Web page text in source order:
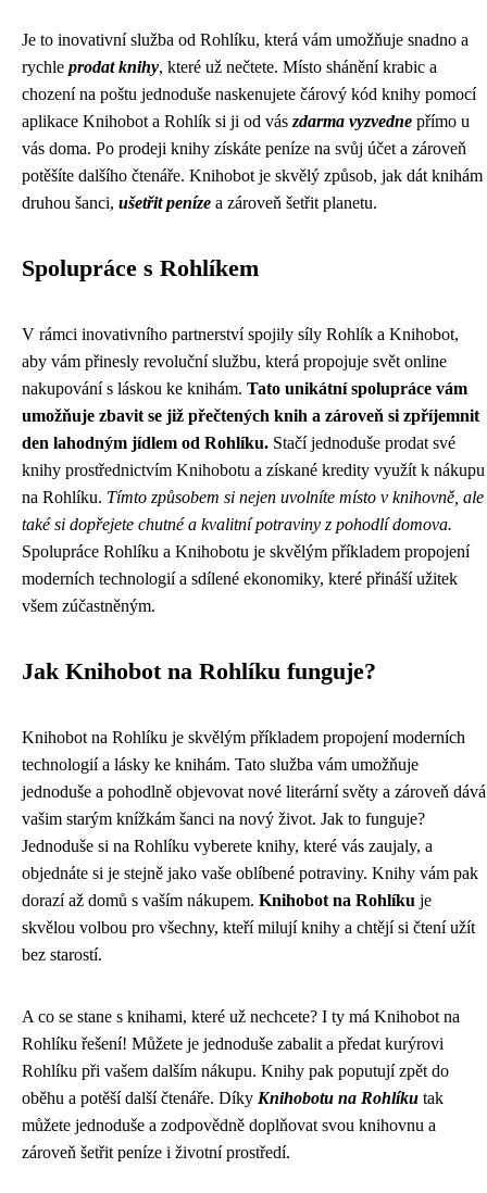
Je to inovativní služba od Rohlíku, která vám umožňuje snadno a
rychle prodat knihy, které už nečtete. Místo shánění krabic a
chození na poštu jednoduše naskenujete čárový kód knihy pomocí
aplikace Knihobot a Rohlík si ji od vás zdarma vyzvedne přímo u
vás doma. Po prodeji knihy získáte peníze na svůj účet a zároveň
potěšíte dalšího čtenáře. Knihobot je skvělý způsob, jak dát knihám
druhou šanci, ušetřit peníze a zároveň šetřit planetu.
Spolupráce s Rohlíkem
V rámci inovativního partnerství spojily síly Rohlík a Knihobot,
aby vám přinesly revoluční službu, která propojuje svět online
nakupování s láskou ke knihám. Tato unikátní spolupráce vám
umožňuje zbavit se již přečtených knih a zároveň si zpříjemnit
den lahodným jídlem od Rohlíku. Stačí jednoduše prodat své
knihy prostřednictvím Knihobotu a získané kredity využít k nákupu
na Rohlíku. Tímto způsobem si nejen uvolníte místo v knihovně, ale
také si dopřejete chutné a kvalitní potraviny z pohodlí domova.
Spolupráce Rohlíku a Knihobotu je skvělým příkladem propojení
moderních technologií a sdílené ekonomiky, které přináší užitek
všem zúčastněným.
Jak Knihobot na Rohlíku funguje?
Knihobot na Rohlíku je skvělým příkladem propojení moderních
technologií a lásky ke knihám. Tato služba vám umožňuje
jednoduše a pohodlně objevovat nové literární světy a zároveň dává
vašim starým knížkám šanci na nový život. Jak to funguje?
Jednoduše si na Rohlíku vyberete knihy, které vás zaujaly, a
objednáte si je stejně jako vaše oblíbené potraviny. Knihy vám pak
dorazí až domů s vaším nákupem. Knihobot na Rohlíku je
skvělou volbou pro všechny, kteří milují knihy a chtějí si čtení užít
bez starostí.
A co se stane s knihami, které už nechcete? I ty má Knihobot na
Rohlíku řešení! Můžete je jednoduše zabalit a předat kurýrovi
Rohlíku při vašem dalším nákupu. Knihy pak poputují zpět do
oběhu a potěší další čtenáře. Díky Knihobotu na Rohlíku tak
můžete jednoduše a zodpovědně doplňovat svou knihovnu a
zároveň šetřit peníze i životní prostředí.